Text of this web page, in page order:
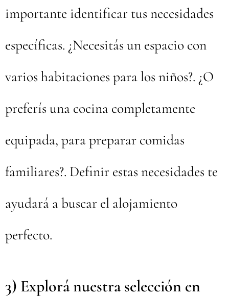
importante identificar tus necesidades
específicas. ¿Necesitás un espacio con
varios habitaciones para los niños?. ¿O
preferís una cocina completamente
equipada, para preparar comidas
familiares?. Definir estas necesidades te
ayudará a buscar el alojamiento
perfecto.
3) Explorá nuestra selección en